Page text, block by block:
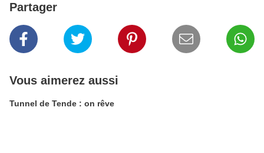
Partager
Vous aimerez aussi
Tunnel de Tende : on rêve